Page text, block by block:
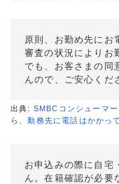
原則、お勤め先にお
審査の状況によりお
でも、お客さまの同
んので、ご安心くだ
出典: SMBCコンシューマ
ら、勤務先に電話はかかっ
お申込みの際に自宅
ん。在籍確認が必要